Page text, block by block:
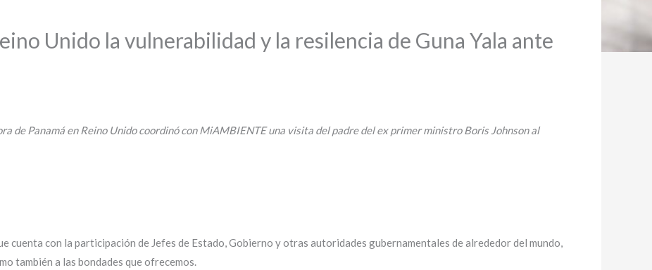
Unido la vulnerabilidad y la resilencia de Guna Yala ante
de Panamá en Reino Unido coordinó con MiAMBIENTE una visita del padre del ex primer ministro Boris Johnson al
cuenta con la participación de Jefes de Estado, Gobierno y otras autoridades gubernamentales de alrededor del mundo,
también a las bondades que ofrecemos.